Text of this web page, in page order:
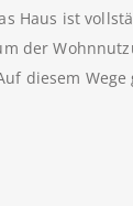
Haus ist
der
diesem